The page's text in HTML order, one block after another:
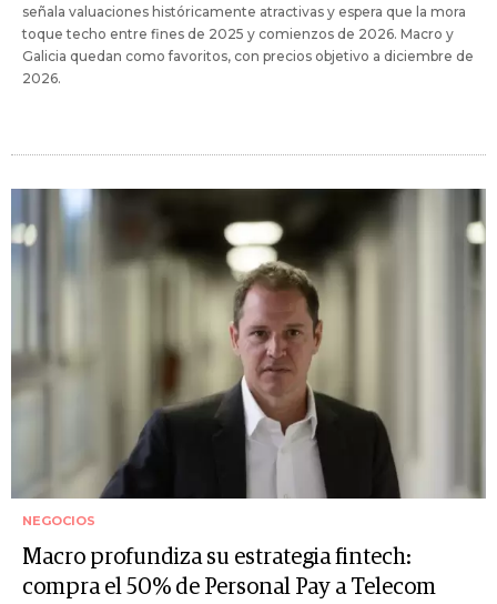
señala valuaciones históricamente atractivas y espera que la mora
toque techo entre fines de 2025 y comienzos de 2026. Macro y
Galicia quedan como favoritos, con precios objetivo a diciembre de
2026.
NEGOCIOS
Macro profundiza su estrategia fintech:
compra el 50% de Personal Pay a Telecom